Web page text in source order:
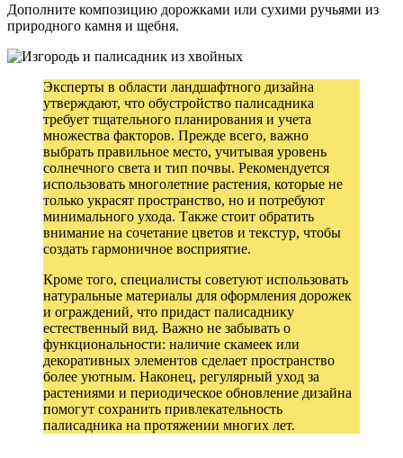
Дополните композицию дорожками или сухими ручьями из
природного камня и щебня.
Эксперты в области ландшафтного дизайна
утверждают, что обустройство палисадника
требует тщательного планирования и учета
множества факторов. Прежде всего, важно
выбрать правильное место, учитывая уровень
солнечного света и тип почвы. Рекомендуется
использовать многолетние растения, которые не
только украсят пространство, но и потребуют
минимального ухода. Также стоит обратить
внимание на сочетание цветов и текстур, чтобы
создать гармоничное восприятие.
Кроме того, специалисты советуют использовать
натуральные материалы для оформления дорожек
и ограждений, что придаст палисаднику
естественный вид. Важно не забывать о
функциональности: наличие скамеек или
декоративных элементов сделает пространство
более уютным. Наконец, регулярный уход за
растениями и периодическое обновление дизайна
помогут сохранить привлекательность
палисадника на протяжении многих лет.